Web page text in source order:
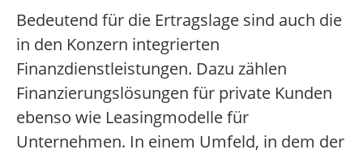
Bedeutend für die Ertragslage sind auch die
in den Konzern integrierten
Finanzdienstleistungen. Dazu zählen
Finanzierungslösungen für private Kunden
ebenso wie Leasingmodelle für
Unternehmen. In einem Umfeld, in dem der